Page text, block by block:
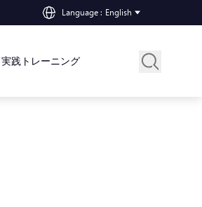
Language : English
実践トレーニング